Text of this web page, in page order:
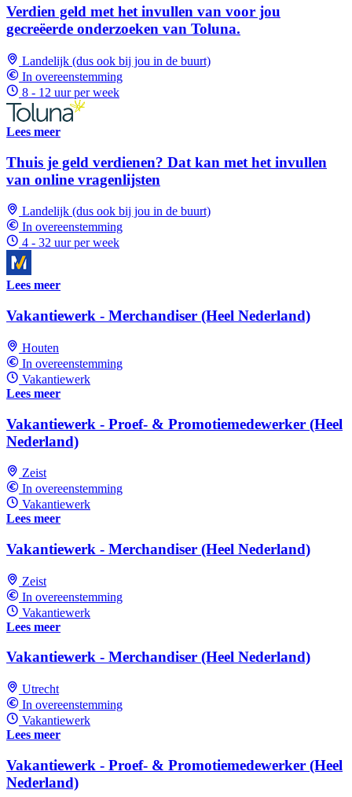
Verdien geld met het invullen van voor jou
gecreëerde onderzoeken van Toluna.
Landelijk (dus ook bij jou in de buurt)
In overeenstemming
8 - 12 uur per week
Lees meer
Thuis je geld verdienen? Dat kan met het invullen
van online vragenlijsten
Landelijk (dus ook bij jou in de buurt)
In overeenstemming
4 - 32 uur per week
Lees meer
Vakantiewerk - Merchandiser (Heel Nederland)
Houten
In overeenstemming
Vakantiewerk
Lees meer
Vakantiewerk - Proef- & Promotiemedewerker (Heel
Nederland)
Zeist
In overeenstemming
Vakantiewerk
Lees meer
Vakantiewerk - Merchandiser (Heel Nederland)
Zeist
In overeenstemming
Vakantiewerk
Lees meer
Vakantiewerk - Merchandiser (Heel Nederland)
Utrecht
In overeenstemming
Vakantiewerk
Lees meer
Vakantiewerk - Proef- & Promotiemedewerker (Heel
Nederland)